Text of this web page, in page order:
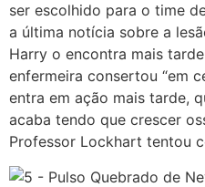
ser escolhido para o time
a última notícia sobre a
Harry o encontra mais
enfermeira consertou “em
entra em ação mais tarde,
acaba tendo que crescer
Professor Lockhart tentou